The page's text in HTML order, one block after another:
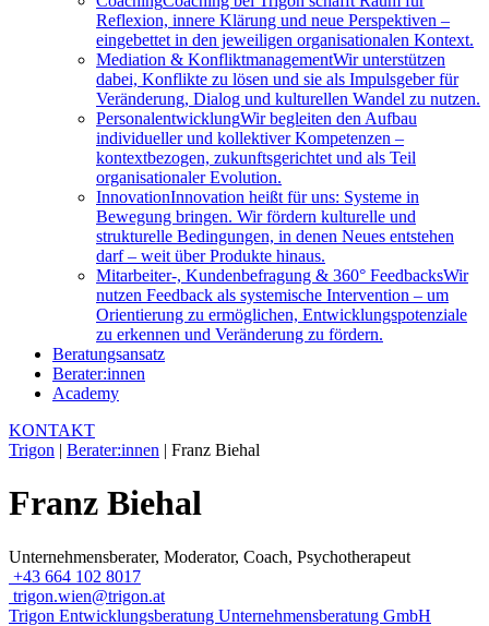
Reflexion, innere Klärung und neue Perspektiven –
eingebettet in den jeweiligen organisationalen Kontext.
Mediation & KonfliktmanagementWir unterstützen
dabei, Konflikte zu lösen und sie als Impulsgeber für
Veränderung, Dialog und kulturellen Wandel zu nutzen.
PersonalentwicklungWir begleiten den Aufbau
individueller und kollektiver Kompetenzen –
kontextbezogen, zukunftsgerichtet und als Teil
organisationaler Evolution.
InnovationInnovation heißt für uns: Systeme in
Bewegung bringen. Wir fördern kulturelle und
strukturelle Bedingungen, in denen Neues entstehen
darf – weit über Produkte hinaus.
Mitarbeiter-, Kundenbefragung & 360° FeedbacksWir
nutzen Feedback als systemische Intervention – um
Orientierung zu ermöglichen, Entwicklungspotenziale
zu erkennen und Veränderung zu fördern.
Beratungsansatz
Berater:innen
Academy
KONTAKT
Trigon | Berater:innen | Franz Biehal
Franz Biehal
Unternehmensberater, Moderator, Coach, Psychotherapeut
+43 664 102 8017
trigon.wien@trigon.at
Trigon Entwicklungsberatung Unternehmensberatung GmbH